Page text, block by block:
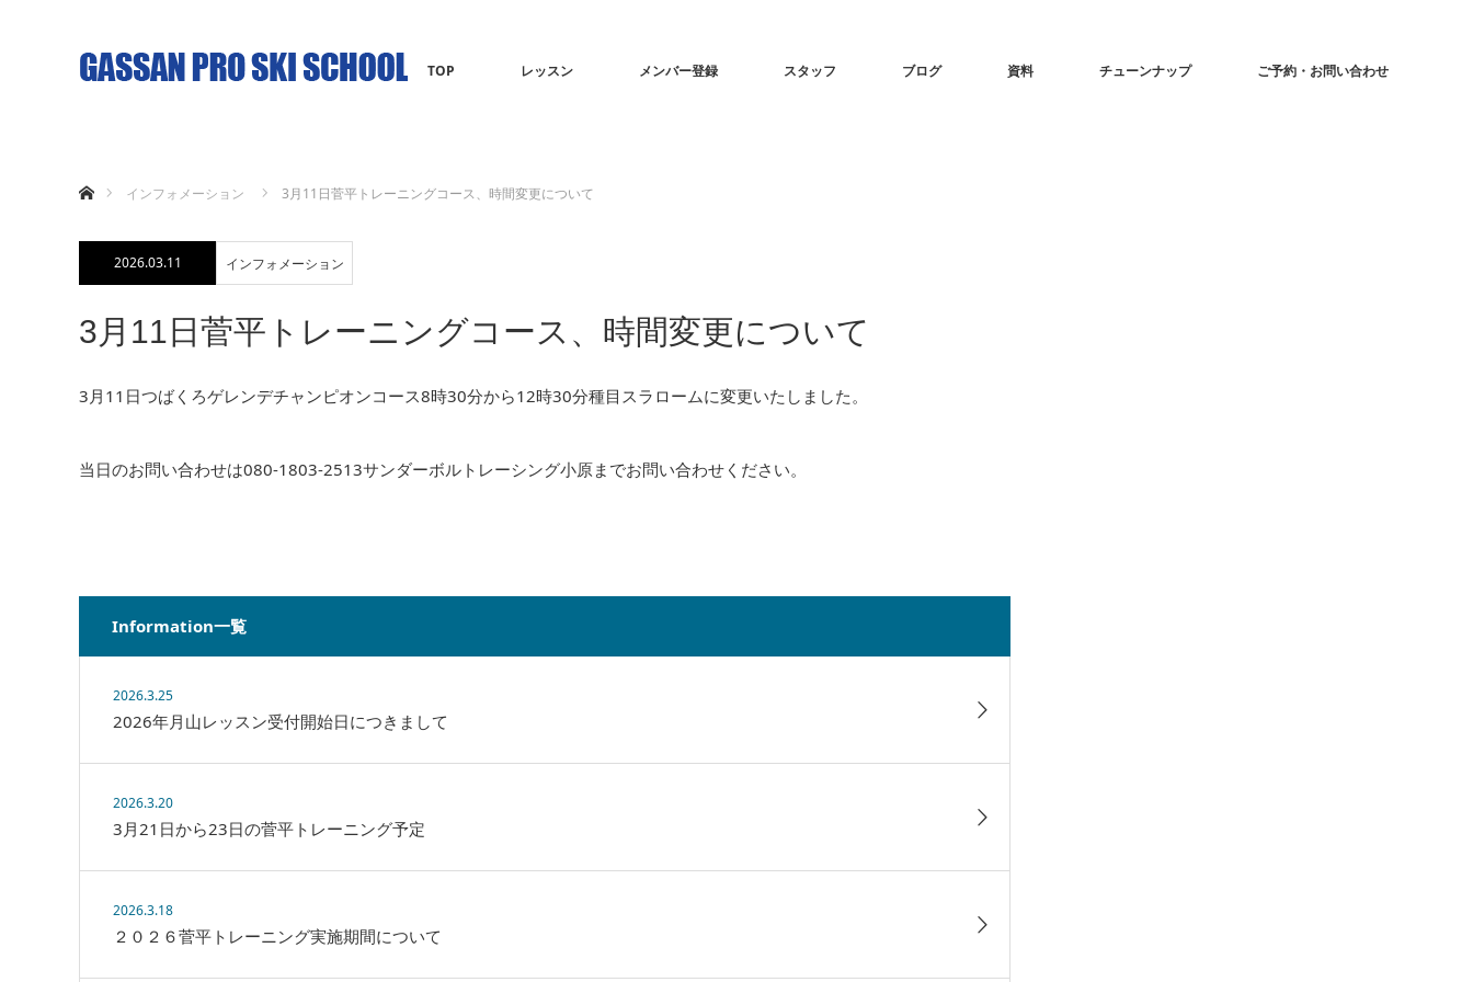
TOP レッスン メンバー登録 スタッフ ブログ 資料 チューンナップ ご予約・お問い合わせ
インフォメーション
3月11日菅平トレーニングコース、時間変更について
2026.03.11 インフォメーション
3月11日菅平トレーニングコース、時間変更について
3月11日つばくろゲレンデチャンピオンコース8時30分から12時30分種目スラロームに変更いたしました。
当日のお問い合わせは080-1803-2513サンダーボルトレーシング小原までお問い合わせください。
Information一覧
2026.3.25
2026年月山レッスン受付開始日につきまして
2026.3.20
3月21日から23日の菅平トレーニング予定
2026.3.18
２０２６菅平トレーニング実施期間について